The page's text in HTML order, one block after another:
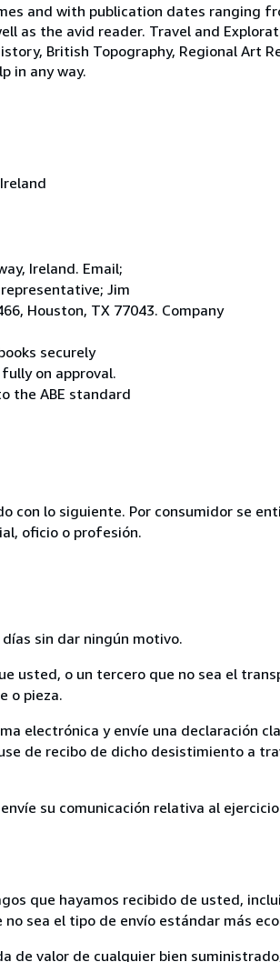
and with publication dates ranging
as the avid reader. Travel and
British Topography, Regional Art
in any way.
Ireland. Email;
Jim
Houston, TX 77043. Company
securely
on approval.
the ABE standard
con lo siguiente. Por consumidor se
oficio o profesión.
sin dar ningún motivo.
usted, o un tercero que no sea el
o pieza.
electrónica y envíe una declaración
de recibo de dicho desistimiento a
su comunicación relativa al
que hayamos recibido de usted,
sea el tipo de envío estándar más
de valor de cualquier bien